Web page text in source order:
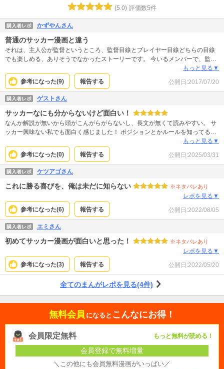
(5.0) 評価数5件
購入者レポ かずやんさん
普通のサッカー漫画と違う
それは、主人公が監督というところ、監督目線とプレイヤー目線どちらの目線
でも楽しめる、ありそうでなかったストーリーです。 今いるメンバーで、監督
の力で強豪チームに立ち向かい勝利する。まさにジャイアントキリング、大番
狂わせ！読んでて痛快な気分になりますよ。
もっと見る▼
参考になった(9) 報告する 公開日:2017/07/20
購入者レポ ゲストさん
サッカーなにも分からないけど面白い！
なんか解説が無いから頭がこんがらがらないし、長文が無くて読みやすい。 サ
ッカー興味ない私でも面白く感じました！ ポジションとかルールを知ってる程
なのと、色んな視点を描かれてるからかな？ 試合も知略的でスッキリ読める。
まだ読み始めたばっかりで最新刊までは程遠いけど読み切るっていうのが今年
の目標になりました！笑
もっと見る▼
参考になった(0) 報告する 公開日:2025/03/31
購入者レポ ケツアゴさん
これに勝る喜びを、俺は未だに知らない ※ネタバレあり
レポを見る▼
参考になった(6) 報告する 公開日:2022/08/05
購入者レポ エミさん
初めてサッカー漫画が面白いと思った！ ※ネタバレあり
レポを見る▼
参考になった(3) 報告する 公開日:2022/05/20
全てのまんがレポを見る(4件)
無料会員 になると こんなにお得！
会員限定無料 もっと無料が読める！
会員登録で無料増量
＼この他にも会員無料漫画がいっぱい／